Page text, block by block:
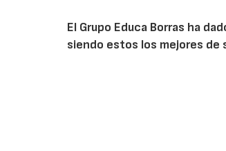
El Grupo Educa Borras ha
siendo estos los mejores de